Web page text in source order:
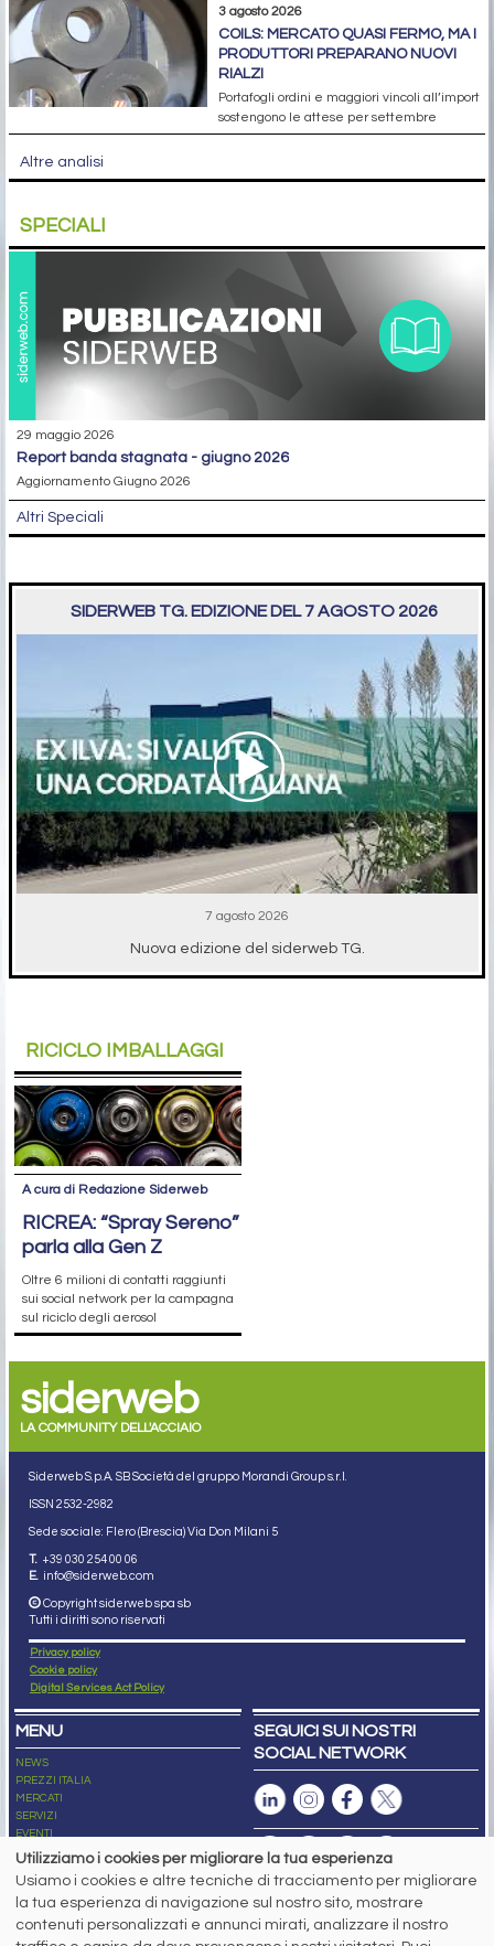
3 agosto 2026
COILS: MERCATO QUASI FERMO, MA I
PRODUTTORI PREPARANO NUOVI
RIALZI
Portafogli ordini e maggiori vincoli all’import
sostengono le attese per settembre
Altre analisi
SPECIALI
29 maggio 2026
report banda stagnata - giugno 2026
Aggiornamento Giugno 2026
Altri Speciali
SIDERWEB TG. EDIZIONE DEL 7 AGOSTO 2026
7 agosto 2026
Nuova edizione del siderweb TG.
RICICLO IMBALLAGGI
A cura di Redazione Siderweb
RICREA: “Spray Sereno”
parla alla Gen Z
Oltre 6 milioni di contatti raggiunti
sui social network per la campagna
sul riciclo degli aerosol
siderweb
LA COMMUNITY DELL'ACCIAIO
Siderweb S.p.A. SB Società del gruppo Morandi Group s.r.l.
ISSN 2532-2982
Sede sociale: Flero (Brescia) Via Don Milani 5
T. +39 030 254 00 06
E. info@siderweb.com
Copyright siderweb spa sb
Tutti i diritti sono riservati
Privacy policy
Cookie policy
Digital Services Act Policy
MENU
NEWS
PREZZI ITALIA
MERCATI
SERVIZI
EVENTI
ABBONAMENTI
NEWSLETTER
SEGUICI SUI NOSTRI
SOCIAL NETWORK
Capitale Sociale: 190.000€ interamente versato
Registro delle Imprese di Brescia
Utilizziamo i cookies per migliorare la tua esperienza
Usiamo i cookies e altre tecniche di tracciamento per migliorare
la tua esperienza di navigazione sul nostro sito, mostrare
contenuti personalizzati e annunci mirati, analizzare il nostro